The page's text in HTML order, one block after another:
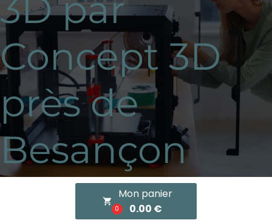
3D par
Concept 3D
près de
Besançon
local_grocery_store
0
Mon panier
0.00 €